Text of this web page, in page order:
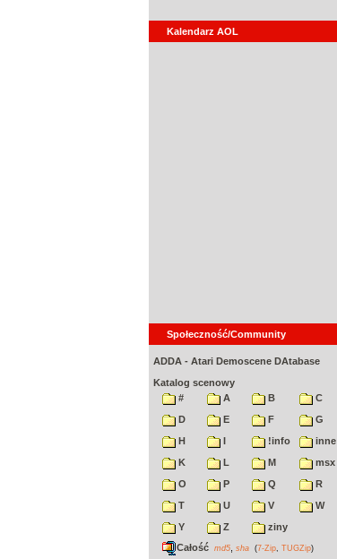
Kalendarz AOL
Społeczność/Community
ADDA - Atari Demoscene DAtabase
Katalog scenowy
#
A B C
D
E F G
H
I !info inne
K
L M msx
O
P Q R
T
U V W
Y
Z
ziny
Całość md5 sha (7-Zip TUGZip)